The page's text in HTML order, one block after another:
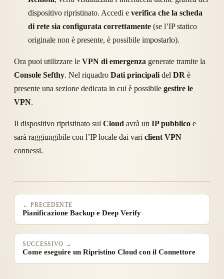
dispositivo ripristinato. Accedi e verifica che la scheda
di rete sia configurata correttamente (se l’IP statico
originale non è presente, è possibile impostarlo).
Ora puoi utilizzare le VPN di emergenza generate tramite la
Console Sefthy. Nel riquadro Dati principali del DR è
presente una sezione dedicata in cui è possibile gestire le
VPN.
Il dispositivo ripristinato sul Cloud avrà un IP pubblico e
sarà raggiungibile con l’IP locale dai vari client VPN
connessi.
← PRECEDENTE
Pianificazione Backup e Deep Verify
SUCCESSIVO →
Come eseguire un Ripristino Cloud con il Connettore